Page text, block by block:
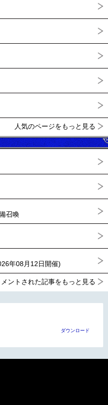
人気のページをもっと見る
召喚
年08月12日開催)
ントされた記事をもっと見る
ダウンロード